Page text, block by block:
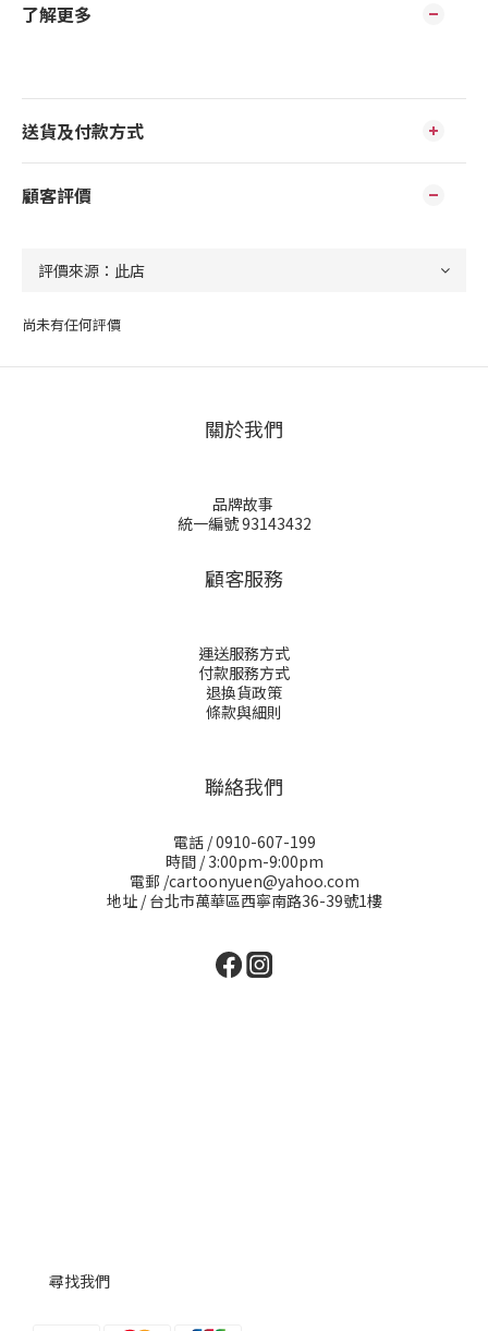
了解更多
送貨及付款方式
顧客評價
尚未有任何評價
關於我們
品牌故事
統一編號 93143432
顧客服務
運送服務方式
付款服務方式
退換貨政策
條款與細則
聯絡我們
電話 / 0910-607-199
時間 / 3:00pm-9:00pm
電郵 /cartoonyuen@yahoo.com
地址 / 台北市萬華區西寧南路36-39號1樓
尋找我們